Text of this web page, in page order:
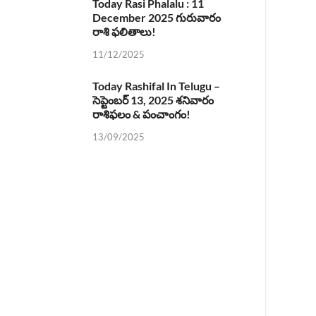
Today Rasi Phalalu : 11
December 2025 గురువారం
రాశి ఫలితాలు!
11/12/2025
Today Rashifal In Telugu –
సెప్టెంబర్ 13, 2025 శనివారం
రాశిఫలం & పంచాంగం!
13/09/2025